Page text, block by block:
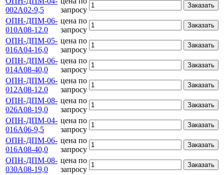
002А02-9,5
запросу
Заказать
ОПН-ДПМ-06-
010А08-12.0
цена по
запросу
Заказать
ОПН-ДПМ-05-
016А04-16,0
цена по
запросу
Заказать
ОПН-ДПМ-06-
014А08-40,0
цена по
запросу
Заказать
ОПН-ДПМ-06-
012А08-12.0
цена по
запросу
Заказать
ОПН-ДПМ-08-
026А08-19,0
цена по
запросу
Заказать
ОПН-ДПМ-04-
016А06-9,5
цена по
запросу
Заказать
ОПН-ДПМ-06-
016А08-40,0
цена по
запросу
Заказать
ОПН-ДПМ-08-
030А08-19,0
цена по
запросу
Заказать